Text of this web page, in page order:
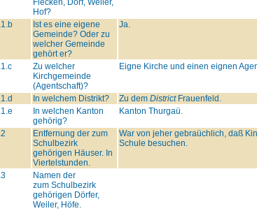
Hof?
Ist es eine eigene
Gemeinde? Oder zu
welcher Gemeinde
gehört er?
Ja.
Zu welcher
Kirchgemeinde
(Agentschaft)?
Eigne Kirche und einen eignen
In welchem Distrikt? Zu dem DistrictFrauenfeld.
In welchen Kanton
gehörig?
Kanton Thurgaü.
Entfernung der zum
Schulbezirk
gehörigen Häuser. In
Viertelstunden.
War von jeher gebraüchlich, daß
Schule besuchen.
Namen der
zum Schulbezirk
gehörigen Dörfer,
Weiler, Höfe.